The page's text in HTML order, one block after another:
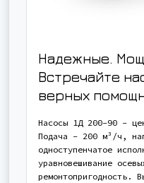
Надежные.
Встречайте
верных
Насосы 1Д 200-90 -
Подача - 200 м³/ч,
одноступенчатое
уравновешивание
ремонтопригодность.